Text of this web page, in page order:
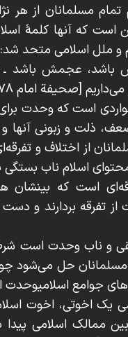
تمام مسلمانان از هر
است که آنها کلمۀ
و ملل اسلامی متحد شد:
باشد، عجمش باشد ـ
امام ۱۳۷۸ ج ۱: ۳۸۱].
است که وحدت
ذلت و زبونی آنها
از اختلاف و
اسلام ناب بستگی
است که
از تفرقه بردارند و
و ناب وحدت است
حل می‌شود چون
جوامع
یک اخوتی، اخوت
بین ممالک اسلامی